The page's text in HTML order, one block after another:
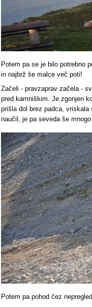
Potem pa se je bilo potrebno
in najbrž še malce več poti!
Začeli - pravzaprav začela -
pred kamniškim. Je zgonjen
prišla dol brez padca,
naučil, je pa seveda še
Potem pa pohod čez